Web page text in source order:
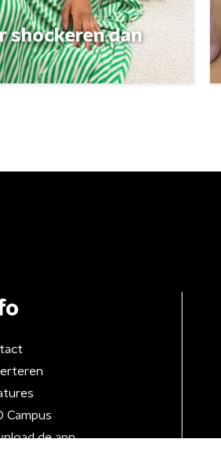
shockeren dan
Campus
de app